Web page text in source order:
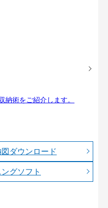
納術をご紹介します。
ダウンロード
グソフト